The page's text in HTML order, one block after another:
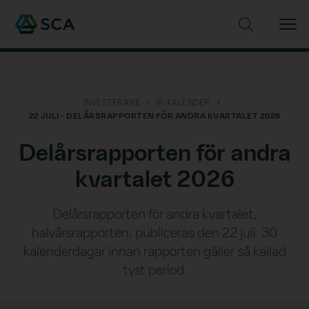
INVESTERARE
IR-KALENDER
22 JULI - DELÅRSRAPPORTEN FÖR ANDRA KVARTALET 2026
Delårsrapporten för andra
kvartalet 2026
Delårsrapporten för andra kvartalet,
halvårsrapporten, publiceras den 22 juli. 30
kalenderdagar innan rapporten gäller så kallad
tyst period.